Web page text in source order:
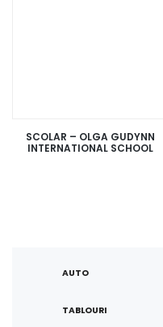
SCOLAR – OLGA GUDYNN
INTERNATIONAL SCHOOL
AUTO
TABLOURI